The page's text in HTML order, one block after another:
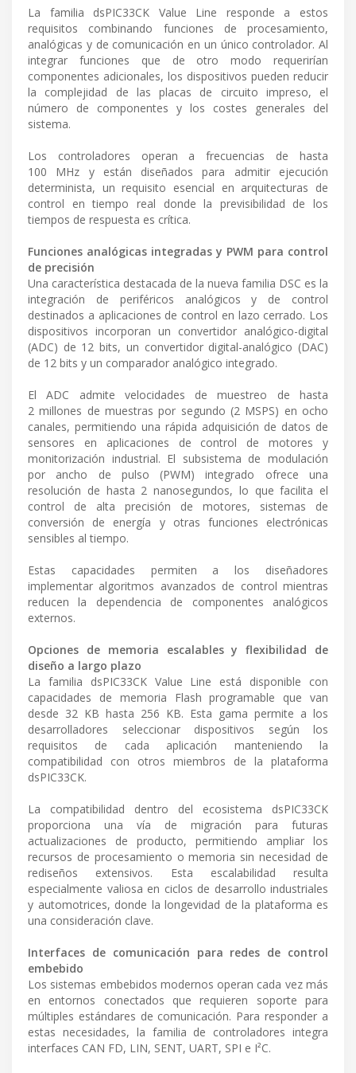
La familia dsPIC33CK Value Line responde a estos
requisitos combinando funciones de procesamiento,
analógicas y de comunicación en un único controlador. Al
integrar funciones que de otro modo requerirían
componentes adicionales, los dispositivos pueden reducir
la complejidad de las placas de circuito impreso, el
número de componentes y los costes generales del
sistema.
Los controladores operan a frecuencias de hasta
100 MHz y están diseñados para admitir ejecución
determinista, un requisito esencial en arquitecturas de
control en tiempo real donde la previsibilidad de los
tiempos de respuesta es crítica.
Funciones analógicas integradas y PWM para control
de precisión
Una característica destacada de la nueva familia DSC es la
integración de periféricos analógicos y de control
destinados a aplicaciones de control en lazo cerrado. Los
dispositivos incorporan un convertidor analógico-digital
(ADC) de 12 bits, un convertidor digital-analógico (DAC)
de 12 bits y un comparador analógico integrado.
El ADC admite velocidades de muestreo de hasta
2 millones de muestras por segundo (2 MSPS) en ocho
canales, permitiendo una rápida adquisición de datos de
sensores en aplicaciones de control de motores y
monitorización industrial. El subsistema de modulación
por ancho de pulso (PWM) integrado ofrece una
resolución de hasta 2 nanosegundos, lo que facilita el
control de alta precisión de motores, sistemas de
conversión de energía y otras funciones electrónicas
sensibles al tiempo.
Estas capacidades permiten a los diseñadores
implementar algoritmos avanzados de control mientras
reducen la dependencia de componentes analógicos
externos.
Opciones de memoria escalables y flexibilidad de
diseño a largo plazo
La familia dsPIC33CK Value Line está disponible con
capacidades de memoria Flash programable que van
desde 32 KB hasta 256 KB. Esta gama permite a los
desarrolladores seleccionar dispositivos según los
requisitos de cada aplicación manteniendo la
compatibilidad con otros miembros de la plataforma
dsPIC33CK.
La compatibilidad dentro del ecosistema dsPIC33CK
proporciona una vía de migración para futuras
actualizaciones de producto, permitiendo ampliar los
recursos de procesamiento o memoria sin necesidad de
rediseños extensivos. Esta escalabilidad resulta
especialmente valiosa en ciclos de desarrollo industriales
y automotrices, donde la longevidad de la plataforma es
una consideración clave.
Interfaces de comunicación para redes de control
embebido
Los sistemas embebidos modernos operan cada vez más
en entornos conectados que requieren soporte para
múltiples estándares de comunicación. Para responder a
estas necesidades, la familia de controladores integra
interfaces CAN FD, LIN, SENT, UART, SPI e I²C.